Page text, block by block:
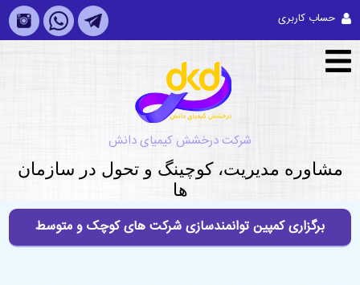
حساب کاربری
شرکت درخشش کیمیای دانش
مشاوره مديريت، کوچینگ و تحول در سازمان
ها
برگزاری کمپین توانمندسازی شرکت های کوچک و متوسط